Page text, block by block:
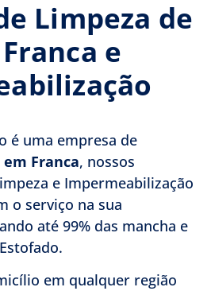
Limpeza de
e
é uma empresa de
em Franca, nossos
e Impermeabilização
o serviço na sua
até 99% das mancha e
em qualquer região